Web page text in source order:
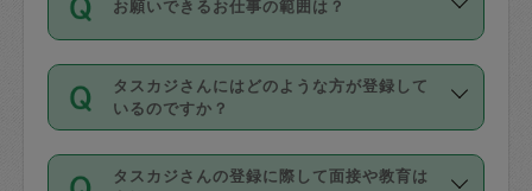
銀行振込や現金払いも対応していませ
なお、タスカジさんの交通費も、依頼料
金のご請求と合わせてお支払いとなりま
動計算で表示されます。
（例：毎週定期の場合は３回以上のキャ
ンセルが有償（1200円、隔週定期の場合
は２回以上のキャンセルが有償（1200
たり３時間です。
・ＡＭ ９時～１２時
・ＰＭ １３時～１６時
・夜 １８時～２１時
お願いできるお仕事の範囲は？
掃除、整理収納、洗濯、買い物、料理、
作り置きです。タスカジさんによってで
きる仕事の範囲が異なりますので、依頼
する前にタスカジさんのプロフィールで
タスカジさんにはどのような方が登録して
いるのですか？
主婦として長年の家事経験をお持ちの
タスカジさんの登録に際して面接や教育は